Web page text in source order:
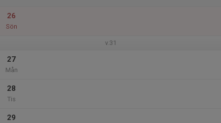
26
Sön
v.31
27
Mån
28
Tis
29